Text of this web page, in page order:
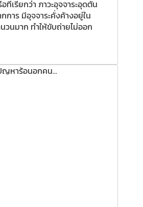
ที่เรียกว่า ภาวะอุจจาระอุดตัน
การ มีอุจจาระคั่งค้างอยู่ใน
วนมาก ทำให้ขับถ่ายไม่ออก